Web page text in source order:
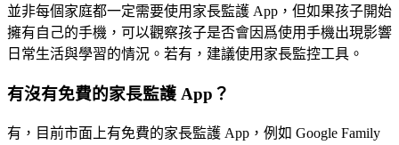
並非每個家庭都一定需要使用家長監護 App，但如果孩子開始
擁有自己的手機，可以觀察孩子是否會因爲使用手機出現影響
日常生活與學習的情況。若有，建議使用家長監控工具。
有沒有免費的家長監護 App？
有，目前市面上有免費的家長監護 App，例如 Google Family